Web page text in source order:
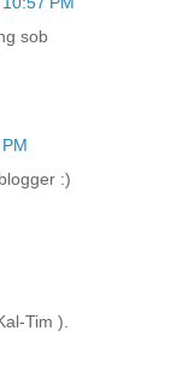
sob
:)
Tim ).